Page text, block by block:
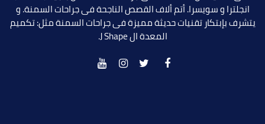
انجلترا و سويسرا. أتم ألاف القصص الناجحة فى جراحات السمنة. و
يتشرف بإبتكار تقنيات حديثة مميزة فى جراحات السمنة مثل: تكميم
المعدة ال J Shape.